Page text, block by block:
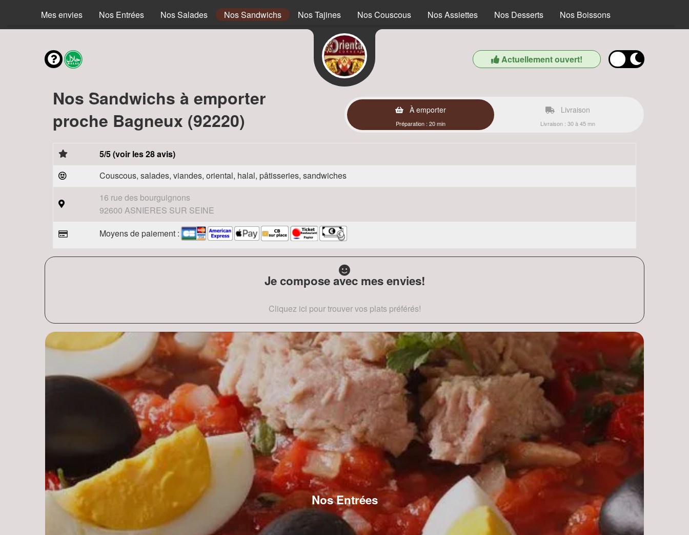
Mes envies Nos Entrées Nos Salades Nos Sandwichs Nos Tajines Nos Couscous Nos Assiettes Nos Desserts Nos Boissons
Actuellement ouvert!
Nos Sandwichs à emporter
proche Bagneux (92220)
À emporter
Préparation : 20 min
Livraison
Livraison : 30 à 45 mn
5/5 (voir les 28 avis)
Couscous, salades, viandes, oriental, halal, pâtisseries, sandwiches
16 rue des bourguignons
92600 ASNIERES SUR SEINE
Moyens de paiement :
Je compose avec mes envies!
Cliquez ici pour trouver vos plats préférés!
Nos Entrées